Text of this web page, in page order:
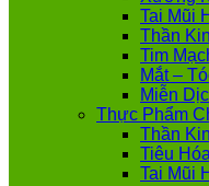
Tai Mũi
Thần
Tim
Mắt –
Miễn
Thực Phẩm
Thần
Tiêu Hóa
Tai Mũi